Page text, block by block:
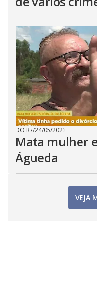
DO R7/24/05/2023
Mata mulher
Águeda
VEJA